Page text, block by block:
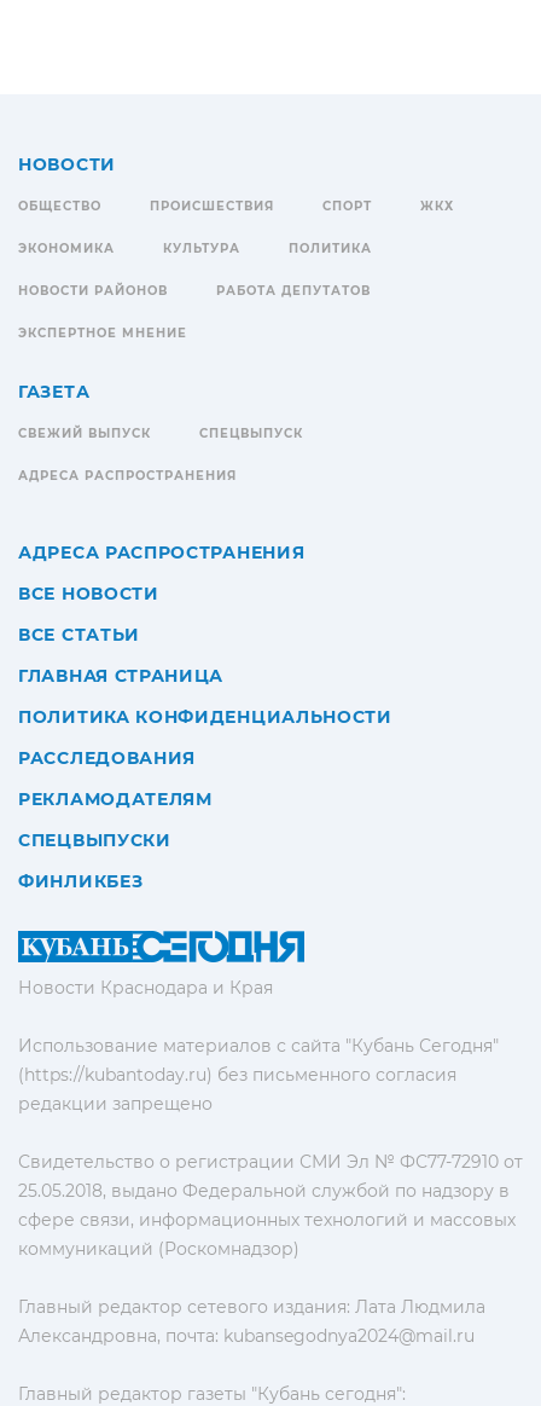
Новости Краснодара и Края
Использование материалов с сайта "Кубань Сегодня"
(https://kubantoday.ru) без письменного согласия
редакции запрещено
Свидетельство о регистрации СМИ Эл № ФС77-72910 от
25.05.2018, выдано Федеральной службой по надзору в
сфере связи, информационных технологий и массовых
коммуникаций (Роскомнадзор)
Главный редактор сетевого издания: Лата Людмила
Александровна, почта: kubansegodnya2024@mail.ru
Главный редактор газеты "Кубань сегодня":
НОВОСТИ
ОБЩЕСТВО ПРОИСШЕСТВИЯ СПОРТ ЖКХ
ЭКОНОМИКА КУЛЬТУРА ПОЛИТИКА
НОВОСТИ РАЙОНОВ РАБОТА ДЕПУТАТОВ
ЭКСПЕРТНОЕ МНЕНИЕ
ГАЗЕТА
СВЕЖИЙ ВЫПУСК СПЕЦВЫПУСК
АДРЕСА РАСПРОСТРАНЕНИЯ
АДРЕСА РАСПРОСТРАНЕНИЯ
ВСЕ НОВОСТИ
ВСЕ СТАТЬИ
ГЛАВНАЯ СТРАНИЦА
ПОЛИТИКА КОНФИДЕНЦИАЛЬНОСТИ
РАССЛЕДОВАНИЯ
РЕКЛАМОДАТЕЛЯМ
СПЕЦВЫПУСКИ
ФИНЛИКБЕЗ